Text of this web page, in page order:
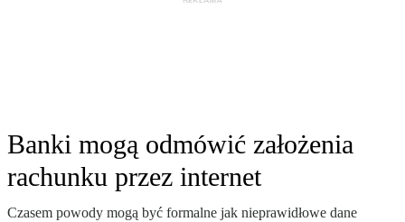
Banki mogą odmówić założenia
rachunku przez internet
Czasem powody mogą być formalne jak nieprawidłowe dane